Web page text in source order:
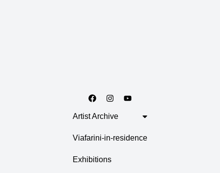
Artist Archive
Viafarini-in-residence
Exhibitions